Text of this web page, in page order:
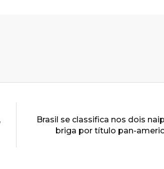
Brasil se classifica nos dois
briga por título pan-